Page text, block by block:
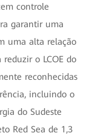
controle
garantir uma
uma alta relação
o LCOE do
reconhecidas
incluindo o
do Sudeste
Red Sea de 1,3